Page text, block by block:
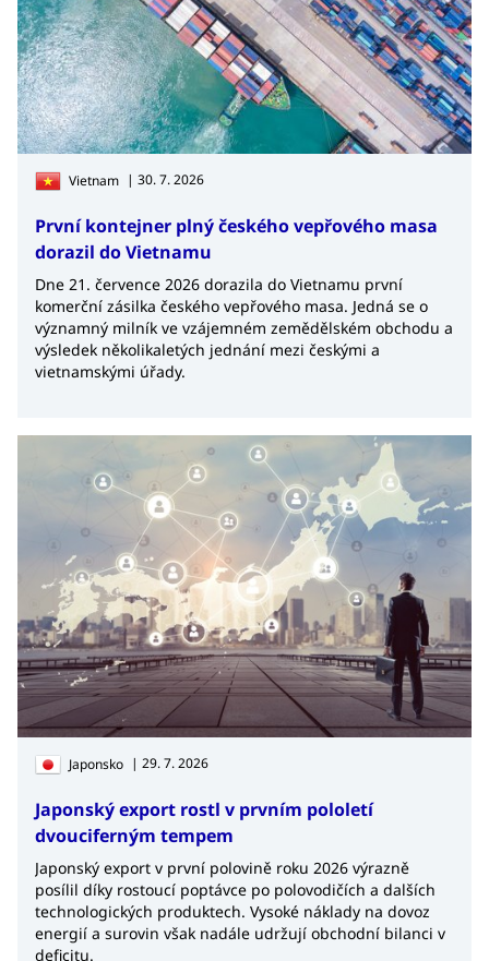
Vietnam | 30. 7. 2026
První kontejner plný českého vepřového masa
dorazil do Vietnamu
Dne 21. července 2026 dorazila do Vietnamu první
komerční zásilka českého vepřového masa. Jedná se o
významný milník ve vzájemném zemědělském obchodu a
výsledek několikaletých jednání mezi českými a
vietnamskými úřady.
Japonsko | 29. 7. 2026
Japonský export rostl v prvním pololetí
dvouciferným tempem
Japonský export v první polovině roku 2026 výrazně
posílil díky rostoucí poptávce po polovodičích a dalších
technologických produktech. Vysoké náklady na dovoz
energií a surovin však nadále udržují obchodní bilanci v
deficitu.